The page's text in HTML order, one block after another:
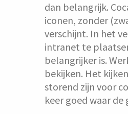
dan belangrijk.
iconen, zonder
verschijnt. In het
intranet te
belangrijker is.
bekijken. Het
storend zijn voor
keer goed waar